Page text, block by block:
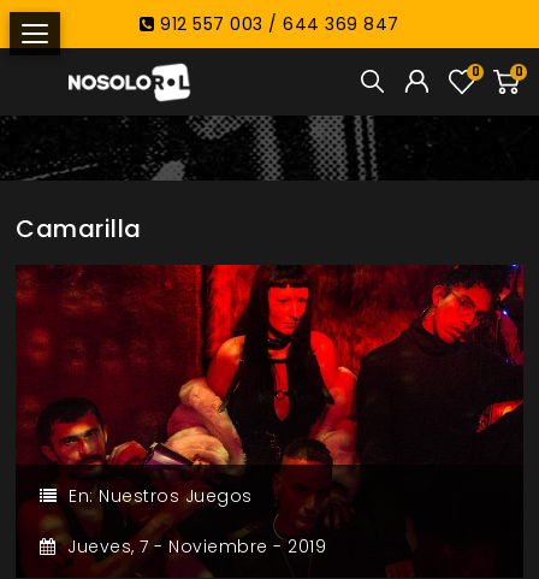
912 557 003 / 644 369 847
0
0
Camarilla
En:Nuestros Juegos
Jueves, 7 -Noviembre -2019